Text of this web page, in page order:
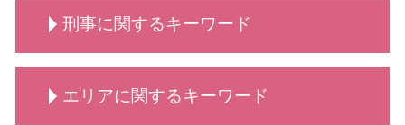
離婚・男女問題 相談 弁護士
親権 監護権
債務整理 種類
自己破産 離婚 メリット
自己破産 クレジットカード
相続 依頼
相続 調停
相続 調査
相続 とは
労働 賃金 相談
労働 罰
労働 調停
交通事故 治療費 過失割合
交通事故 慰謝料 相場
交通事故 物損事故
刑事に関するキーワード
刑事事件 行政処分
エリアに関するキーワード